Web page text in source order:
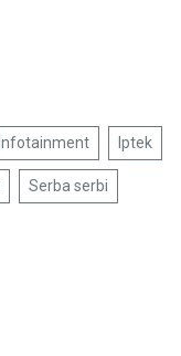
Infotainment Iptek
Serba serbi